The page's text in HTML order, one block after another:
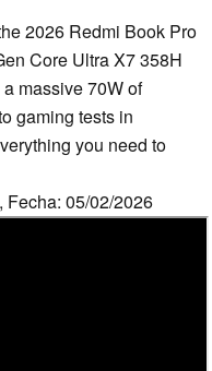
2026 Redmi Book Pro
Core Ultra X7 358H
massive 70W of
gaming tests in
you need to
Fecha: 05/02/2026